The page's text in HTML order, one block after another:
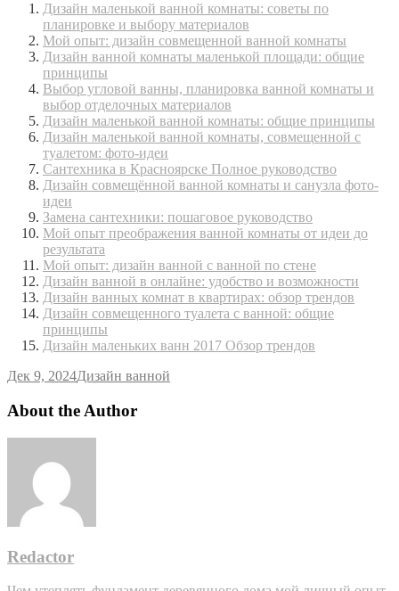
Дизайн маленькой ванной комнаты: советы по
планировке и выбору материалов
Мой опыт: дизайн совмещенной ванной комнаты
Дизайн ванной комнаты маленькой площади: общие
принципы
Выбор угловой ванны, планировка ванной комнаты и
выбор отделочных материалов
Дизайн маленькой ванной комнаты: общие принципы
Дизайн маленькой ванной комнаты, совмещенной с
туалетом: фото-идеи
Сантехника в Красноярске Полное руководство
Дизайн совмещённой ванной комнаты и санузла фото-
идеи
Замена сантехники: пошаговое руководство
Мой опыт преображения ванной комнаты от идеи до
результата
Мой опыт: дизайн ванной с ванной по стене
Дизайн ванной в онлайне: удобство и возможности
Дизайн ванных комнат в квартирах: обзор трендов
Дизайн совмещенного туалета с ванной: общие
принципы
Дизайн маленьких ванн 2017 Обзор трендов
Дек 9, 2024Дизайн ванной
About the Author
Redactor